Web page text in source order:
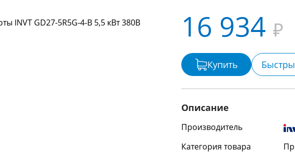
16 934 ₽
Купить
Описание
Производитель
Категория товара